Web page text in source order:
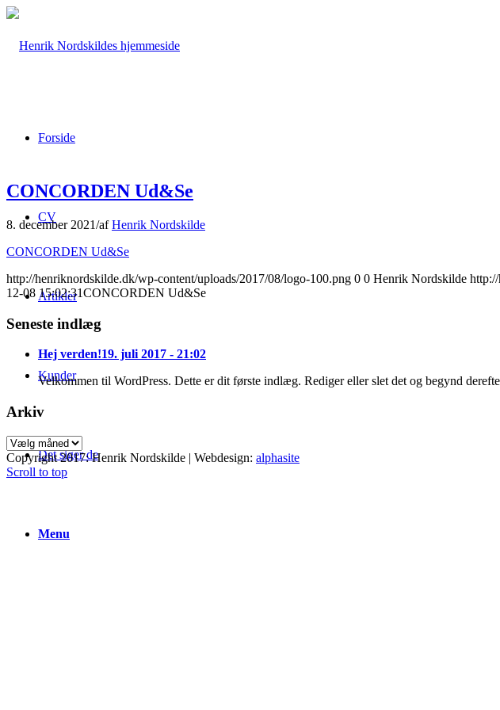
Forside
CV
Artikler
Kunder
Det siger de
Menu
CONCORDEN Ud&Se
8. december 2021/afHenrik Nordskilde
CONCORDEN Ud&Se
http://henriknordskilde.dk/wp-content/uploads/2017/08/logo-100.png 0 0 Henrik Nordskilde
12-08 15:02:31CONCORDEN Ud&Se
Seneste indlæg
Hej verden!19. juli 2017 - 21:02
Velkommen til WordPress. Dette er dit første indlæg. Rediger eller slet det og begynd
Arkiv
Arkiv
Copyright 2017: Henrik Nordskilde | Webdesign: alphasite
Scroll to top